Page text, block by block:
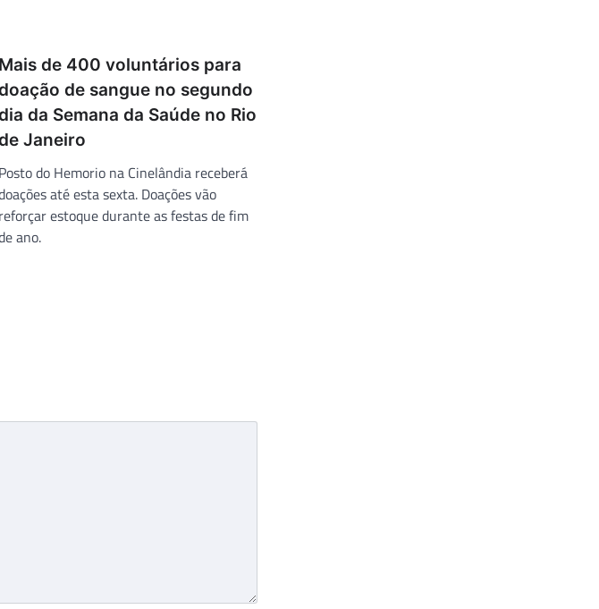
Mais de 400 voluntários para
de sangue no segundo
da Semana da Saúde no Rio
Janeiro
Posto do Hemorio na Cinelândia receberá
até esta sexta. Doações vão
reforçar estoque durante as festas de fim
ano.